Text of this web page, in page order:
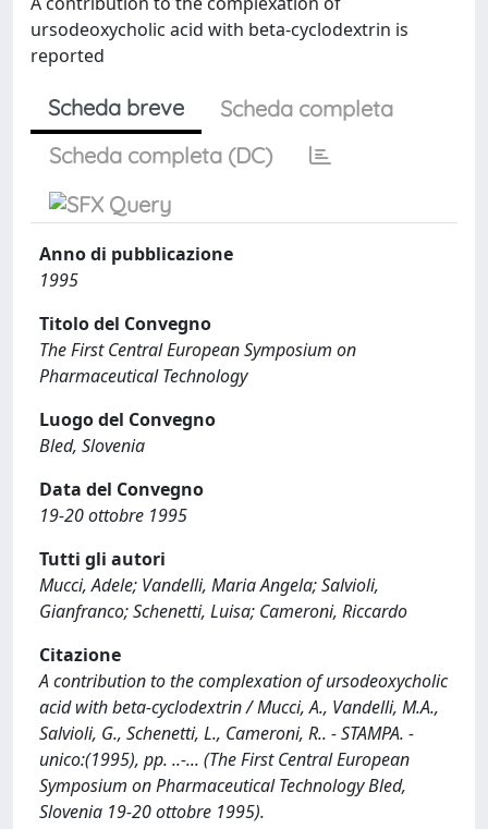
ursodeoxycholic acid with beta-cyclodextrin is
reported
Scheda breve
Scheda completa
Scheda completa (DC)
Anno di pubblicazione
1995
Titolo del Convegno
The First Central European Symposium on
Pharmaceutical Technology
Luogo del Convegno
Bled, Slovenia
Data del Convegno
19-20 ottobre 1995
Tutti gli autori
Mucci, Adele; Vandelli, Maria Angela; Salvioli,
Gianfranco; Schenetti, Luisa; Cameroni, Riccardo
Citazione
A contribution to the complexation of ursodeoxycholic
acid with beta-cyclodextrin / Mucci, A., Vandelli, M.A.,
Salvioli, G., Schenetti, L., Cameroni, R.. - STAMPA. -
unico:(1995), pp. ..-... (The First Central European
Symposium on Pharmaceutical Technology Bled,
Slovenia 19-20 ottobre 1995).